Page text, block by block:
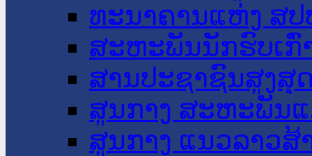
ທະນາຄານແຫ່ງ ສປ
ສະຫະພັນນັກຮົບເກົ່
ສານປະຊາຊົນສູງສຸ
ສູນກາງ ສະຫະພັນ
ສູນກາງ ແນວລາວສ້